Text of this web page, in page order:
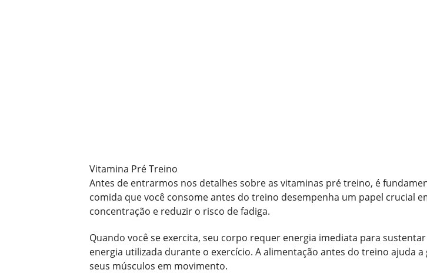
Vitamina Pré Treino
Antes de entrarmos nos detalhes sobre as vitaminas pré treino, é
comida que você consome antes do treino desempenha um papel crucial
concentração e reduzir o risco de fadiga.
Quando você se exercita, seu corpo requer energia imediata para
energia utilizada durante o exercício. A alimentação antes do treino ajuda
seus músculos em movimento.